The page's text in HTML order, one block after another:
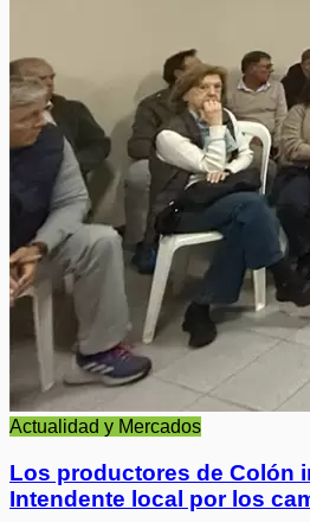
Actualidad y Mercados
Los productores de Colón
Intendente local por los